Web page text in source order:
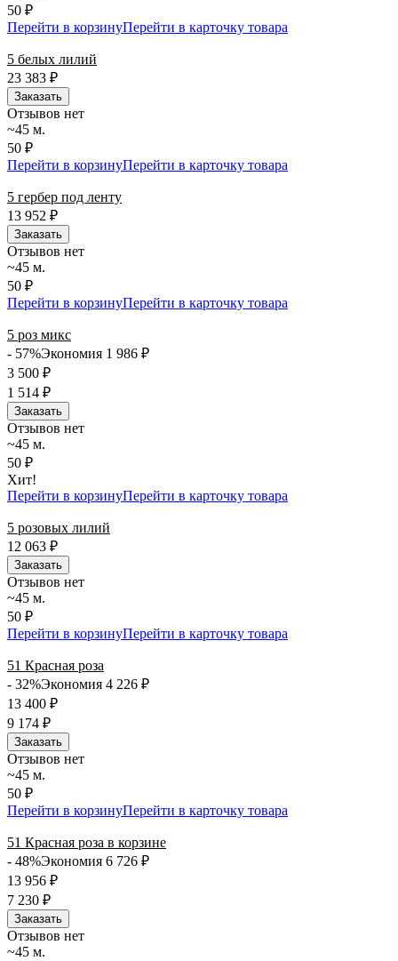
50 ₽
Перейти в корзинуПерейти в карточку товара
5 белых лилий
23 383 ₽
Заказать
Отзывов нет
~45 м.
50 ₽
Перейти в корзинуПерейти в карточку товара
5 гербер под ленту
13 952 ₽
Заказать
Отзывов нет
~45 м.
50 ₽
Перейти в корзинуПерейти в карточку товара
5 роз микс
- 57%Экономия 1 986 ₽
3 500 ₽
1 514 ₽
Заказать
Отзывов нет
~45 м.
50 ₽
Хит!
Перейти в корзинуПерейти в карточку товара
5 розовых лилий
12 063 ₽
Заказать
Отзывов нет
~45 м.
50 ₽
Перейти в корзинуПерейти в карточку товара
51 Красная роза
- 32%Экономия 4 226 ₽
13 400 ₽
9 174 ₽
Заказать
Отзывов нет
~45 м.
50 ₽
Перейти в корзинуПерейти в карточку товара
51 Красная роза в корзине
- 48%Экономия 6 726 ₽
13 956 ₽
7 230 ₽
Заказать
Отзывов нет
~45 м.